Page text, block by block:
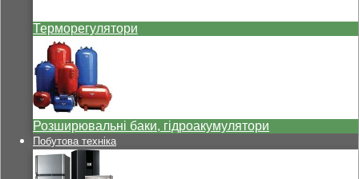
Терморегулятори
Розширювальні баки, гідроакумулятори
Побутова техніка